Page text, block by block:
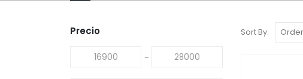
Sort By:
Precio
-